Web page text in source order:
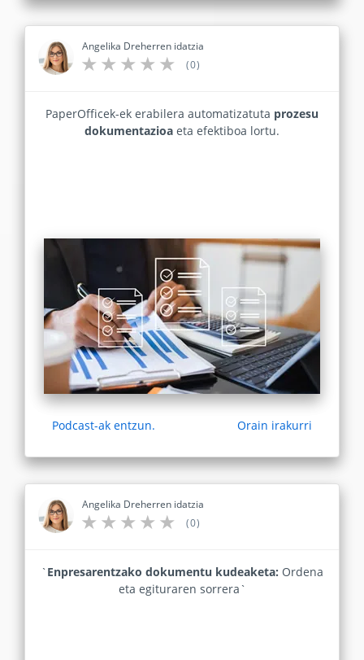
Angelika Dreherren idatzia
(0)
PaperOfficek-ek erabilera automatizatuta prozesu
dokumentazioa eta efektiboa lortu.
Podcast-ak entzun. Orain irakurri
Angelika Dreherren idatzia
(0)
`Enpresarentzako dokumentu kudeaketa: Ordena
eta egituraren sorrera`